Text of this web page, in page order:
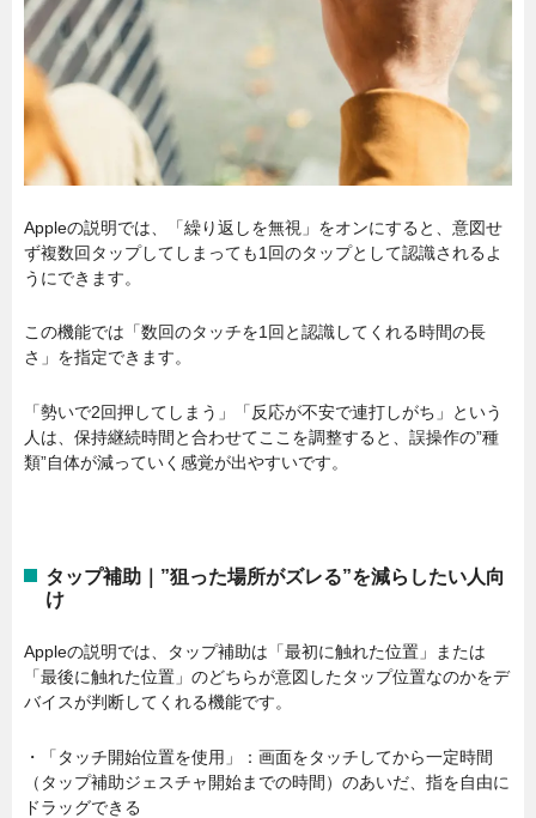
Appleの説明では、「繰り返しを無視」をオンにすると、意図せ
ず複数回タップしてしまっても1回のタップとして認識されるよ
うにできます。
この機能では「数回のタッチを1回と認識してくれる時間の長
さ」を指定できます。
「勢いで2回押してしまう」「反応が不安で連打しがち」という
人は、保持継続時間と合わせてここを調整すると、誤操作の”種
類”自体が減っていく感覚が出やすいです。
タップ補助｜”狙った場所がズレる”を減らしたい人向
け
Appleの説明では、タップ補助は「最初に触れた位置」または
「最後に触れた位置」のどちらが意図したタップ位置なのかをデ
バイスが判断してくれる機能です。
・「タッチ開始位置を使用」：画面をタッチしてから一定時間
（タップ補助ジェスチャ開始までの時間）のあいだ、指を自由に
ドラッグできる